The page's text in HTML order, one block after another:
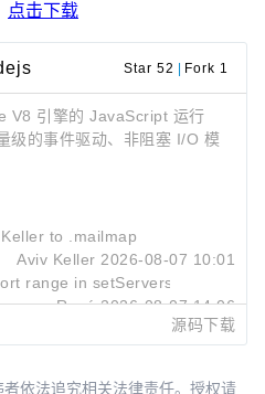
点击下载
Star 52 Fork 1
V8 引擎的 JavaScript 运行
级的事件驱动、非阻塞 I/O 模
to
.mailmap
Aviv Keller 2026-08-07 10:01
range in setServers()
René 2026-08-07 14:06
of 源码下载
依法追究相关法律责任。授权请